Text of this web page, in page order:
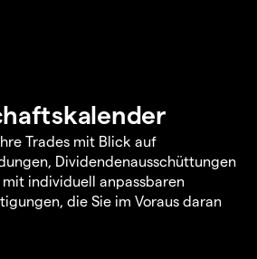
Trades mit Blick auf
Dividendenausschüttungen
mit individuell anpassbaren
die Sie im Voraus daran